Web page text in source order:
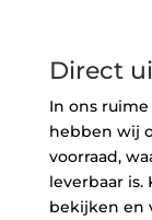
Direct
In ons
hebben wij
voorraad,
leverbaar
bekijken en